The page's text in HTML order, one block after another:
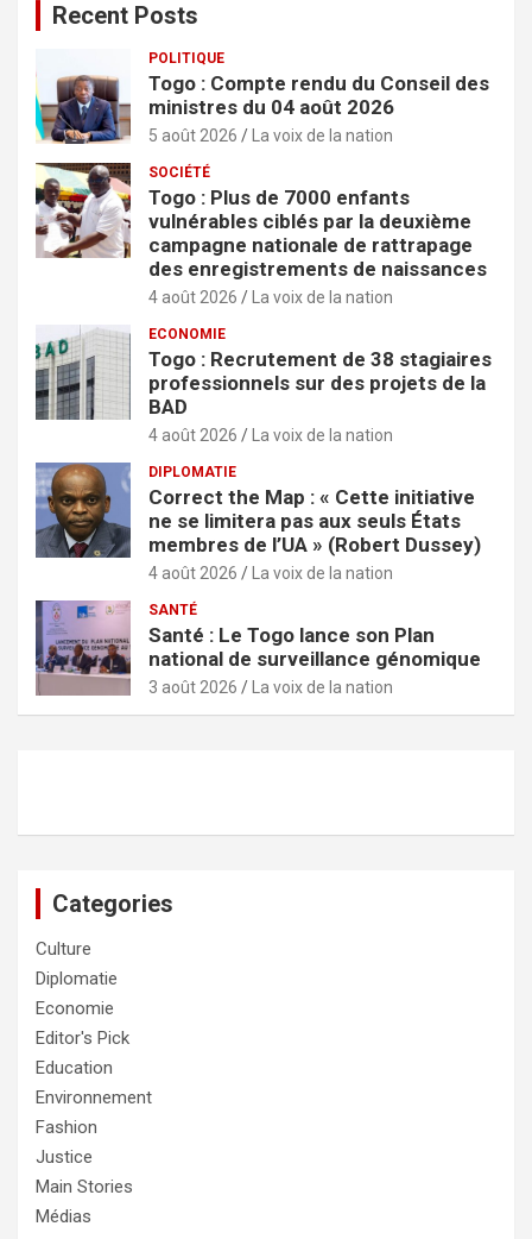
Recent Posts
POLITIQUE
Togo : Compte rendu du Conseil des
ministres du 04 août 2026
5 août 2026 La voix de la nation
SOCIÉTÉ
Togo : Plus de 7000 enfants
vulnérables ciblés par la deuxième
campagne nationale de rattrapage
des enregistrements de naissances
4 août 2026 La voix de la nation
ECONOMIE
Togo : Recrutement de 38 stagiaires
professionnels sur des projets de la
BAD
4 août 2026 La voix de la nation
DIPLOMATIE
Correct the Map : « Cette initiative
ne se limitera pas aux seuls États
membres de l’UA » (Robert Dussey)
4 août 2026 La voix de la nation
SANTÉ
Santé : Le Togo lance son Plan
national de surveillance génomique
3 août 2026 La voix de la nation
Categories
Culture
Diplomatie
Economie
Editor's Pick
Education
Environnement
Fashion
Justice
Main Stories
Médias